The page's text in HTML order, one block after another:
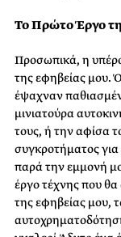
Το Πρώτο Έργο
Προσωπικά, η
της εφηβείας μου.
έψαχναν
μινιατούρα
τους, ή την αφίσα
συγκροτήματος
παρά την εμμονή
έργο τέχνης που
της εφηβείας μου,